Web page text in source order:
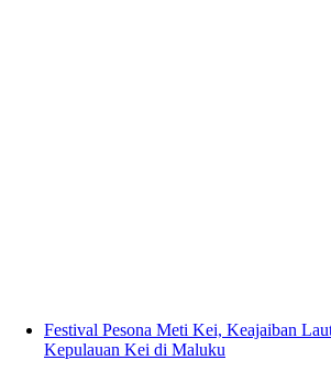
Festival Pesona Meti Kei, Keajaiban
Kepulauan Kei di Maluku